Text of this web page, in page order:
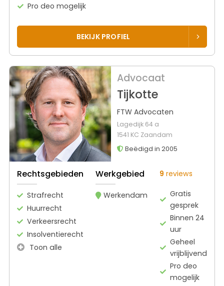
Pro deo mogelijk
BEKIJK PROFIEL
Advocaat
Tijkotte
FTW Advocaten
Lagedijk 64 a
1541 KC Zaandam
Beëdigd in 2005
Rechtsgebieden
Strafrecht
Huurrecht
Verkeersrecht
Insolventierecht
Toon alle
Werkgebied
Werkendam
9 reviews
Gratis
gesprek
Binnen 24
uur
Geheel
vrijblijvend
Pro deo
mogelijk